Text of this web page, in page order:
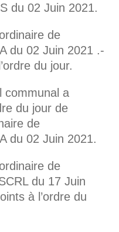
du 02 Juin 2021.
de
du 02 Juin 2021 .-
du jour.
communal a
du jour de
de
du 02 Juin 2021.
de
du 17 Juin
à l’ordre du